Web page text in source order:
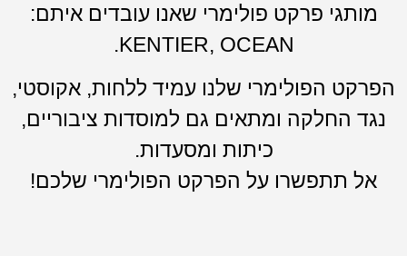
מותגי פרקט פולימרי שאנו עובדים איתם:
KENTIER, OCEAN.
הפרקט הפולימרי שלנו עמיד ללחות, אקוסטי,
נגד החלקה ומתאים גם למוסדות ציבוריים,
כיתות ומסעדות.
אל תתפשרו על הפרקט הפולימרי שלכם!